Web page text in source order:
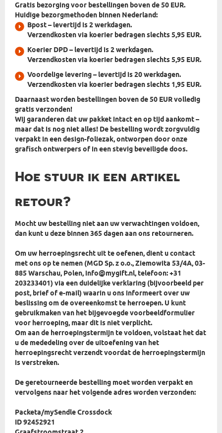
Gratis bezorging voor bestellingen boven de 50 EUR.
Huidige bezorgmethoden binnen Nederland:
Bpost– levertijd is 2 werkdagen.
Verzendkosten via koerier bedragen slechts 5,95 EUR.
Koerier DPD– levertijd is 2 werkdagen.
Verzendkosten via koerier bedragen slechts 5,95 EUR.
Voordelige levering– levertijd is 20 werkdagen.
Verzendkosten via koerier bedragen slechts 1,95 EUR.
Daarnaast worden bestellingen boven de 50 EUR volledig
gratis verzonden!
Wij garanderen dat uw pakket intact en op tijd aankomt –
maar dat is nog niet alles! De bestelling wordt zorgvuldig
verpakt ineen design-foliezak, ontworpen door onze
grafisch ontwerpersof in een stevig beveiligde doos.
Hoe stuur ik een artikel
retour?
Mocht uw bestelling niet aan uw verwachtingen voldoen,
dan kunt u deze binnen 365 dagen aan ons retourneren.
Om uw herroepingsrecht uit te oefenen, dient u contact
met ons op te nemen (MGD Sp. z o.o., Ziemowita 53/4A, 03-
885 Warschau, Polen, info@mygift.nl, telefoon: +31
203233401) via een duidelijke verklaring (bijvoorbeeld per
post, brief of e-mail) waarin u ons informeert over uw
beslissing om de overeenkomst te herroepen. U kunt
gebruikmaken van het bijgevoegde voorbeeldformulier
voor herroeping, maar dit is niet verplicht.
Om aan de herroepingstermijn te voldoen, volstaat het dat
u de mededeling over de uitoefening van het
herroepingsrecht verzendt voordat de herroepingstermijn
is verstreken.
De geretourneerde bestelling moet worden verpakt en
vervolgens naar het volgende adres worden verzonden:
Packeta/mySendle Crossdock
ID 92452921